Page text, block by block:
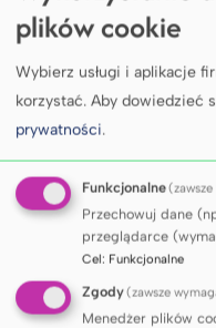
Kulminacyjnym
plików cookie
Wybierz usługi i aplikacje
korzystać. Aby dowiedzieć
prywatności.
Funkcjonalne
Przechowuj dane
przeglądarce
Cel: Funkcjonalne
Zgody(zawsze
Menedżer plików